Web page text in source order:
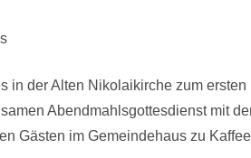
in der Alten Nikolaikirche zum
Abendmahlsgottesdienst mit
Gästen im Gemeindehaus zu